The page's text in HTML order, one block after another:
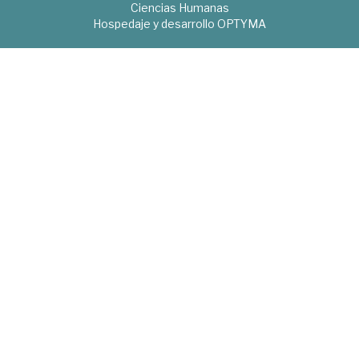
Ciencias Humanas
Hospedaje y desarrollo OPTYMA